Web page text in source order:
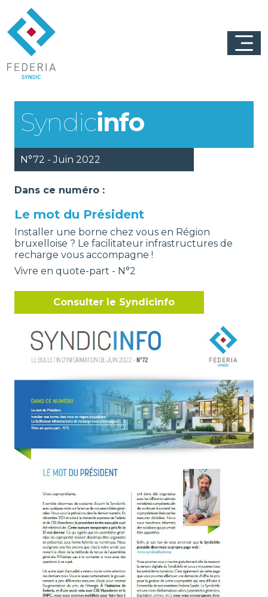
Syndicinfo
N°72 - Juin 2022
Dans ce numéro :
Le mot du Président
Installer une borne chez vous en Région
bruxelloise ? Le facilitateur infrastructures de
recharge vous accompagne !
Vivre en quote-part - N°2
Consulter le Syndicinfo